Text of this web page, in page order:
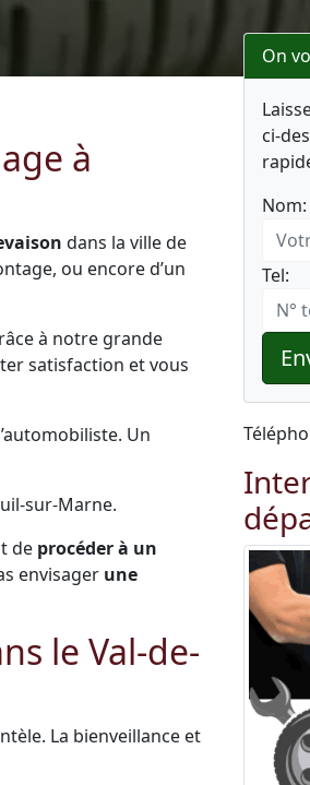
à
dans la ville de
ou encore d’un
à notre grande
satisfaction et vous
Un
sur-Marne.
de procéder à un
envisager une
le Val-de-
La bienveillance et
On
ci-
Nom:
Tel: